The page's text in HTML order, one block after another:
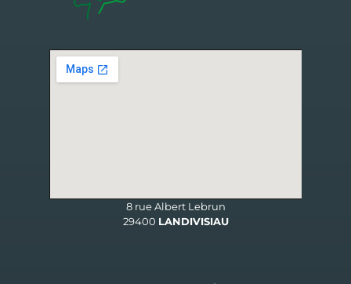
HORAIRES DU SECRÉTARIAT :
8 rue Albert Lebrun
29400 LANDIVISIAU